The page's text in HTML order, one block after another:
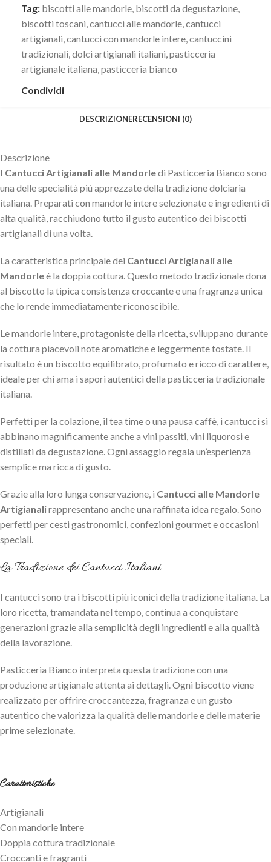
Tag: biscotti alle mandorle, biscotti da degustazione,
biscotti toscani,cantucci alle mandorle,cantucci
artigianali,cantucci con mandorle intere,cantuccini
tradizionali,dolci artigianali italiani,pasticceria
artigianale italiana,pasticceria bianco
Condividi
DESCRIZIONERECENSIONI (0)
Descrizione
I Cantucci Artigianali alle Mandorledi Pasticceria Bianco sono
una delle specialità più apprezzate della tradizione dolciaria
italiana. Preparati con mandorle intere selezionate e ingredienti di
alta qualità, racchiudono tutto il gusto autentico dei biscotti
artigianali di una volta.
La caratteristica principale dei Cantucci Artigianali alle
Mandorleè la doppia cottura. Questo metodo tradizionale dona
al biscotto la tipica consistenza croccante e una fragranza unica
che lo rende immediatamente riconoscibile.
Le mandorle intere, protagoniste della ricetta, sviluppano durante
la cottura piacevoli note aromatiche e leggermente tostate. Il
risultato è un biscotto equilibrato, profumato e ricco di carattere,
ideale per chi ama i sapori autentici della pasticceria tradizionale
italiana.
Perfetti per la colazione, il tea time o una pausa caffè, i cantucci si
abbinano magnificamente anche a vini passiti, vini liquorosi e
distillati da degustazione. Ogni assaggio regala un’esperienza
semplice ma ricca di gusto.
Grazie alla loro lunga conservazione, i Cantucci alle Mandorle
Artigianalirappresentano anche una raffinata idea regalo. Sono
perfetti per cesti gastronomici, confezioni gourmet e occasioni
speciali.
La Tradizione dei Cantucci Italiani
I cantucci sono tra i biscotti più iconici della tradizione italiana. La
loro ricetta, tramandata nel tempo, continua a conquistare
generazioni grazie alla semplicità degli ingredienti e alla qualità
della lavorazione.
Pasticceria Bianco interpreta questa tradizione con una
produzione artigianale attenta ai dettagli. Ogni biscotto viene
realizzato per offrire croccantezza, fragranza e un gusto
autentico che valorizza la qualità delle mandorle e delle materie
prime selezionate.
Caratteristiche
Artigianali
Con mandorle intere
Doppia cottura tradizionale
Croccanti e fragranti